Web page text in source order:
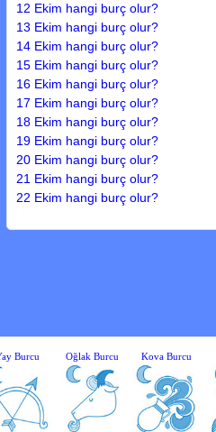
12 Ekim hangi burç olur?
13 Ekim hangi burç olur?
14 Ekim hangi burç olur?
15 Ekim hangi burç olur?
16 Ekim hangi burç olur?
17 Ekim hangi burç olur?
18 Ekim hangi burç olur?
19 Ekim hangi burç olur?
20 Ekim hangi burç olur?
21 Ekim hangi burç olur?
22 Ekim hangi burç olur?
Burcu Oğlak Burcu Kova Burcu